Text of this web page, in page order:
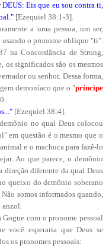
Eis que eu sou contra ti,
[Ezequiel 38:1-3].
a uma pessoa, um ser,
usando o pronome oblíquo "ti".
na Concordância de Strong,
os significados são os mesmos
ou senhor. Dessa forma,
demoníaco que o "príncipe
[Ezequiel 38:4].
no qual Deus colocou
em questão é o mesmo que o
e o machuca para fazê-lo
Ao que parece, o demônio
direção diferente da qual Deus
queixo do demônio soberano
somos informados quando,
anzol.
com o pronome pessoal
você esperaria que Deus se
os pronomes pessoais: